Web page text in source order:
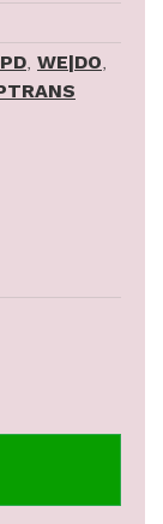
, WE|DO,